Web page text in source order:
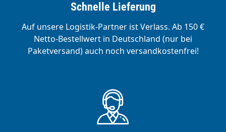
Schnelle Lieferung
Auf unsere Logistik-Partner ist Verlass. Ab 150 €
Netto-Bestellwert in Deutschland (nur bei
Paketversand) auch noch versandkostenfrei!